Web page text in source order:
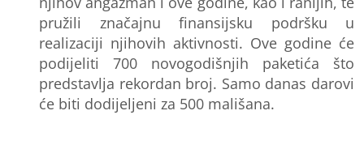
pružili značajnu finansijsku podršku u
realizaciji njihovih aktivnosti. Ove godine će
podijeliti 700 novogodišnjih paketića što
predstavlja rekordan broj. Samo danas darovi
će biti dodijeljeni za 500 mališana.